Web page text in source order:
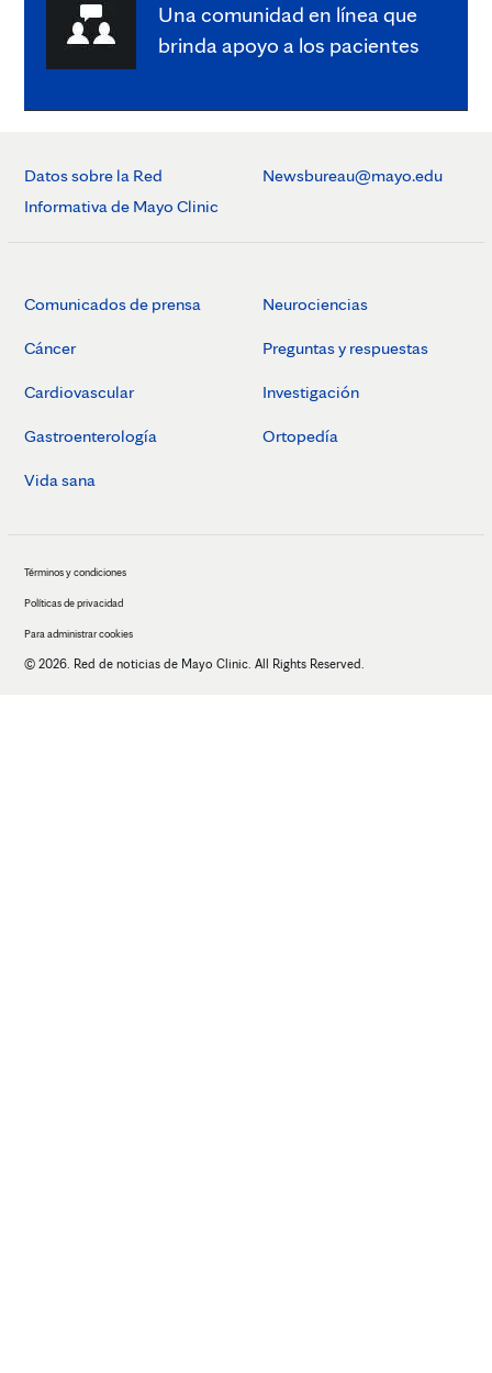
Una comunidad en línea que
brinda apoyo a los pacientes
Datos sobre la Red
Informativa de Mayo Clinic
Newsbureau@mayo.edu
Comunicados de prensa
Cáncer
Cardiovascular
Gastroenterología
Vida sana
Neurociencias
Preguntas y respuestas
Investigación
Ortopedía
Términos y condiciones
Políticas de privacidad
Para administrar cookies
© 2026. Red de noticias de Mayo Clinic. All Rights Reserved.